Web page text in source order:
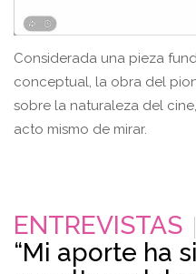
Considerada una pieza
conceptual, la obra del
sobre la naturaleza del
acto mismo de mirar.
ENTREVISTAS
“Mi aporte ha